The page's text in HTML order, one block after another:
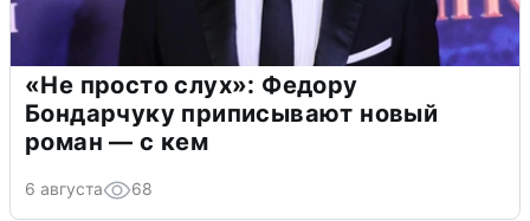
«Не просто слух»: Федору
Бондарчуку приписывают новый
роман — с кем
6 августа 68